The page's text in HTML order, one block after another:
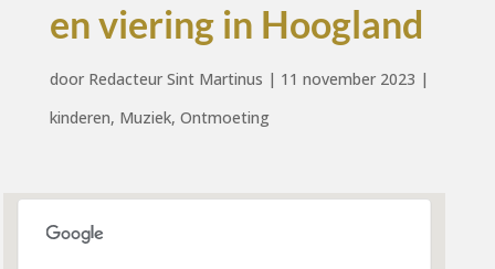
en viering in Hoogland
door Redacteur Sint Martinus | 11 november 2023 |
kinderen, Muziek, Ontmoeting